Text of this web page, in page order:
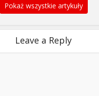
Pokaż wszystkie artykuły
Leave a Reply